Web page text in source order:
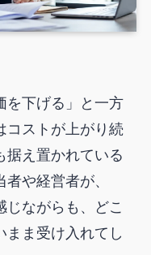
を下げる」と一方
コストが上がり続
据え置かれている
や経営者が、
じながらも、どこ
まま受け入れてし